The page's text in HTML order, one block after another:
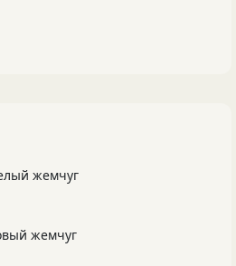
жемчуг
жемчуг